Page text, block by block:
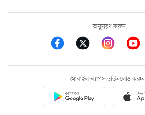
অনুসরণ করুন
মোবাইল অ্যাপস ডাউনলোড করুন